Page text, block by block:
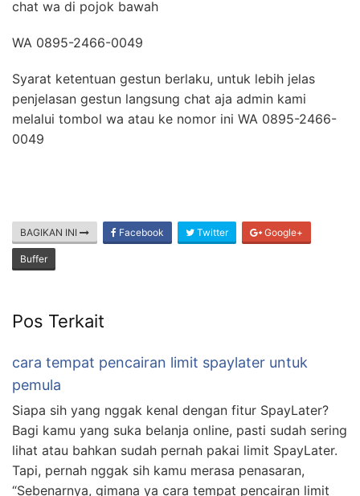
chat wa di pojok bawah
WA 0895-2466-0049
Syarat ketentuan gestun berlaku, untuk lebih jelas
penjelasan gestun langsung chat aja admin kami
melalui tombol wa atau ke nomor ini WA 0895-2466-
0049
BAGIKAN INI Facebook Twitter Google+
Buffer
Pos Terkait
cara tempat pencairan limit spaylater untuk
pemula
Siapa sih yang nggak kenal dengan fitur SpayLater?
Bagi kamu yang suka belanja online, pasti sudah sering
lihat atau bahkan sudah pernah pakai limit SpayLater.
Tapi, pernah nggak sih kamu merasa penasaran,
“Sebenarnya, gimana ya cara tempat pencairan limit